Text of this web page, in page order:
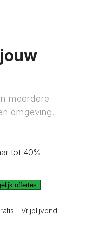
meerdere
omgeving.
tot 40%
offertes
– Vrijblijvend